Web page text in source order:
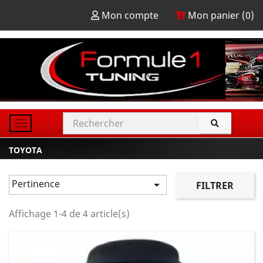
Mon compte Mon panier (0)
TOYOTA
Pertinence  FILTRER
Affichage 1-4 de 4 article(s)